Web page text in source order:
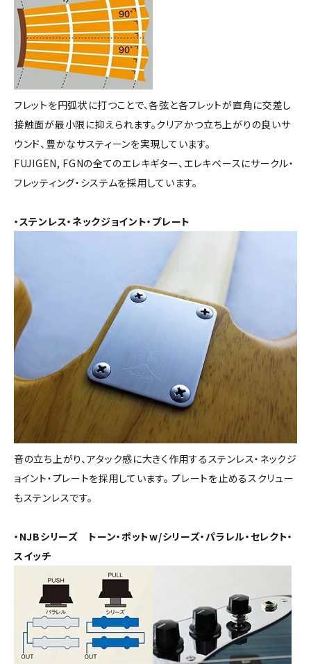
フレットを円弧状に打つことで、各弦と各フレットが直角に交差し
接触面が最小限に抑えられます。クリアかつ立ち上がりの良いサ
ウンド、豊かなサスティーンを実現しています。
FUJIGEN, FGNの全てのエレキギター、エレキベースにサークル・
フレッティング・システムを採用しています。
・ステンレス・ネックジョイント・プレート
音の立ち上がり、アタック感に大きく作用するステンレス・ネックジ
ョイント・プレートを採用しています。 プレートを止めるスクリュー
もステンレスです。
・NJBシリーズ トーン・ポットw/シリーズ・パラレル・セレクト・
スイッチ